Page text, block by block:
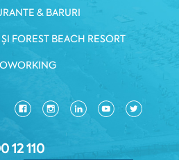
& BARURI
FOREST BEACH RESORT
12 110